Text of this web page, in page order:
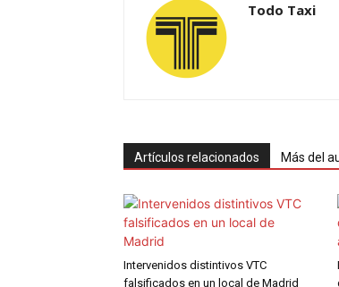
Todo Taxi
Artículos relacionados Más del
Intervenidos distintivos VTC
falsificados en un local de Madrid